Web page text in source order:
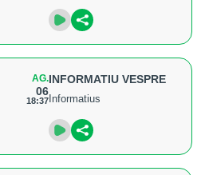
AG.
06
18:37
INFORMATIU VESPRE
Informatius